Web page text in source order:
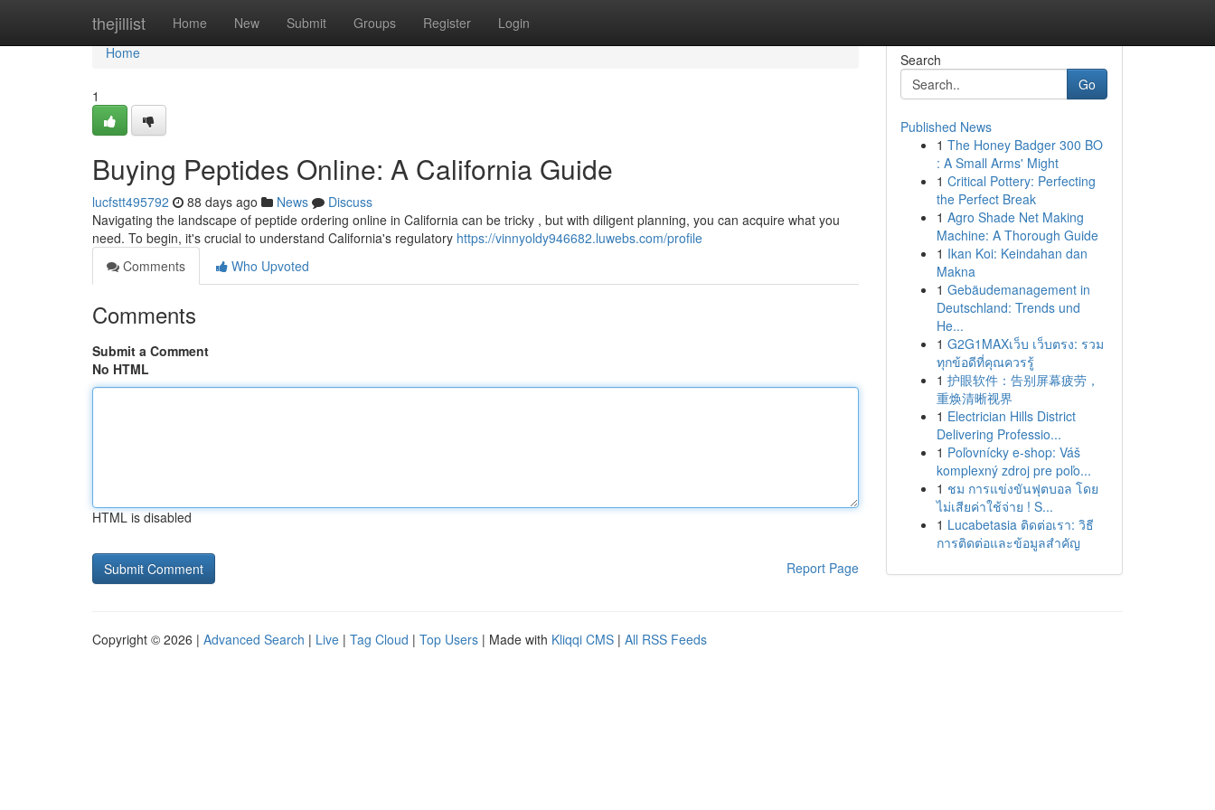
thejillist Home New Submit Groups Register Login
Home
Home
1
Buying Peptides Online: A California Guide
lucfstt495792 88 days ago News
Discuss
Navigating the landscape of peptide ordering online in California can be tricky , but with diligent planning, you can acquire what you
need. To begin, it's crucial to understand California's regulatory https://vinnyoldy946682.luwebs.com/profile
Comments
Who Upvoted
Comments
Submit a Comment
No HTML
HTML is disabled
Report Page
Search
Go
Published News
1 The Honey Badger 300 BO
: A Small Arms' Might
1 Critical Pottery: Perfecting
the Perfect Break
1 Agro Shade Net Making
Machine: A Thorough Guide
1 Ikan Koi: Keindahan dan
Makna
1 Gebäudemanagement in
Deutschland: Trends und
He...
1 G2G1MAXเว็บ เว็บตรง: รวม
ทุกข้อดีที่คุณควรรู้
1 护眼软件：告别屏幕疲劳，
重焕清晰视界
1 Electrician Hills District
Delivering Professio...
1 Poľovnícky e-shop: Váš
komplexný zdroj pre poľo...
1 ชม การแข่งขันฟุตบอล โดย
ไม่เสียค่าใช้จ่าย ! S...
1 Lucabetasia ติดต่อเรา: วิธี
การติดต่อและข้อมูลสำคัญ
Copyright © 2026 | Advanced Search | Live | Tag Cloud | Top Users | Made with Kliqqi CMS | All RSS Feeds